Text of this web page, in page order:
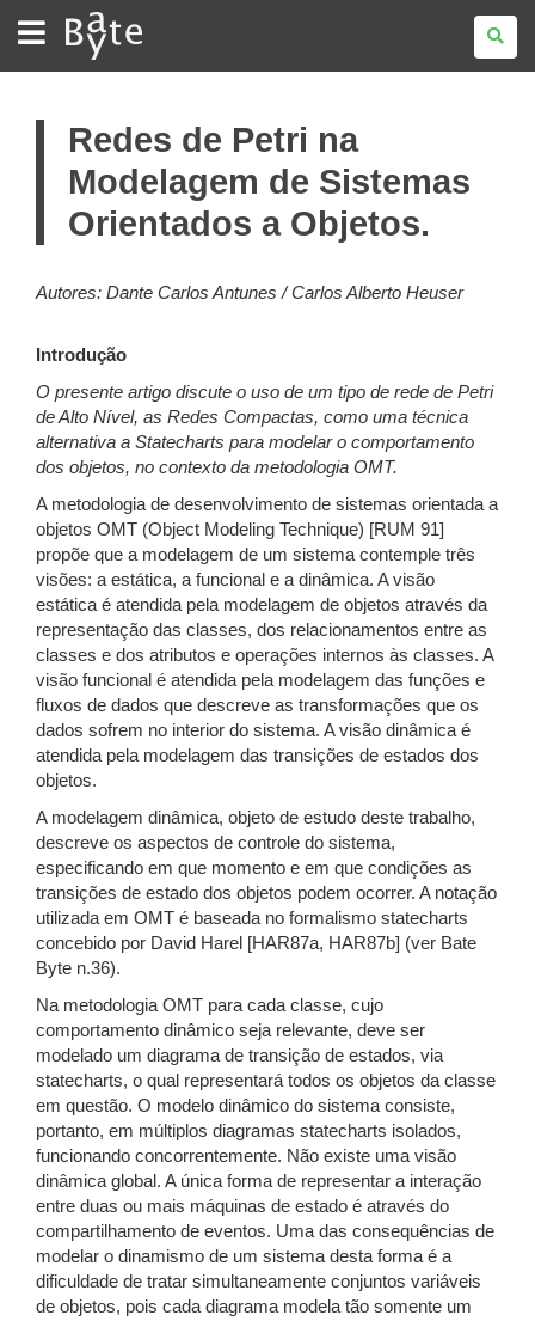
BATE
BYTE
Redes de Petri na
Modelagem de Sistemas
Orientados a Objetos.
Autores: Dante Carlos Antunes / Carlos Alberto Heuser
Introdução
O presente artigo discute o uso de um tipo de rede de Petri
de Alto Nível, as Redes Compactas, como uma técnica
alternativa a Statecharts para modelar o comportamento
dos objetos, no contexto da metodologia OMT.
A metodologia de desenvolvimento de sistemas orientada a
objetos OMT (Object Modeling Technique) [RUM 91]
propõe que a modelagem de um sistema contemple três
visões: a estática, a funcional e a dinâmica. A visão
estática é atendida pela modelagem de objetos através da
representação das classes, dos relacionamentos entre as
classes e dos atributos e operações internos às classes. A
visão funcional é atendida pela modelagem das funções e
fluxos de dados que descreve as transformações que os
dados sofrem no interior do sistema. A visão dinâmica é
atendida pela modelagem das transições de estados dos
objetos.
A modelagem dinâmica, objeto de estudo deste trabalho,
descreve os aspectos de controle do sistema,
especificando em que momento e em que condições as
transições de estado dos objetos podem ocorrer. A notação
utilizada em OMT é baseada no formalismo statecharts
concebido por David Harel [HAR87a, HAR87b] (ver Bate
Byte n.36).
Na metodologia OMT para cada classe, cujo
comportamento dinâmico seja relevante, deve ser
modelado um diagrama de transição de estados, via
statecharts, o qual representará todos os objetos da classe
em questão. O modelo dinâmico do sistema consiste,
portanto, em múltiplos diagramas statecharts isolados,
funcionando concorrentemente. Não existe uma visão
dinâmica global. A única forma de representar a interação
entre duas ou mais máquinas de estado é através do
compartilhamento de eventos. Uma das consequências de
modelar o dinamismo de um sistema desta forma é a
dificuldade de tratar simultaneamente conjuntos variáveis
de objetos, pois cada diagrama modela tão somente um